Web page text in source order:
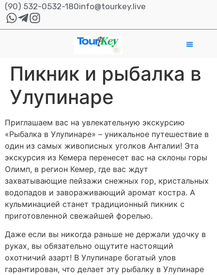
(90) 532-0532-180info@tourkey.live
Пикник и рыбалка в
Улупинаре
Приглашаем вас на увлекательную экскурсию
«Рыбалка в Улупинаре» – уникальное путешествие в
один из самых живописных уголков Анталии! Эта
экскурсия из Кемера перенесет вас на склоны горы
Олимп, в регион Кемер, где вас ждут
захватывающие пейзажи снежных гор, кристальных
водопадов и завораживающий аромат костра. А
кульминацией станет традиционный пикник с
приготовленной свежайшей форелью.
Даже если вы никогда раньше не держали удочку в
руках, вы обязательно ощутите настоящий
охотничий азарт! В Улупинаре богатый улов
гарантирован, что делает эту рыбалку в Улупинаре